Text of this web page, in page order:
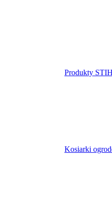
Produkty
Kosiarki